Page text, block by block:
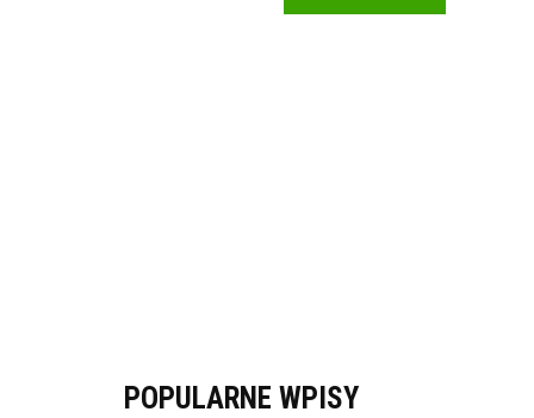
POPULARNE WPISY